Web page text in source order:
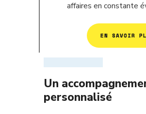
affaires en constante
EN SAVOIR
Un
personnalisé